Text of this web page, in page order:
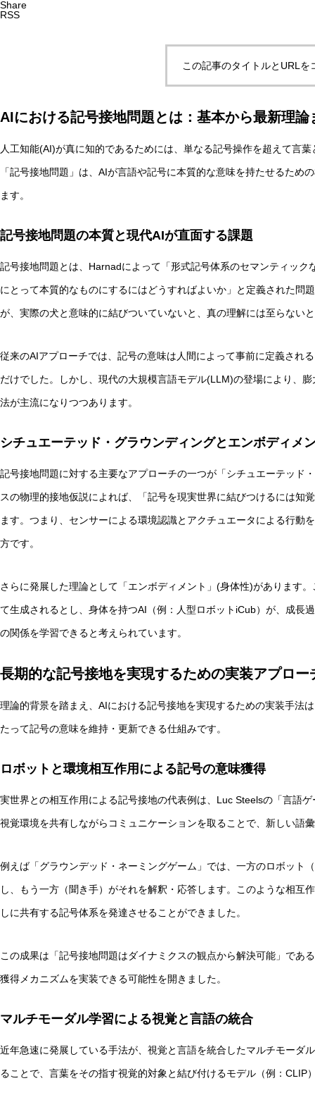
実験哲学とは？「直観の可塑性」研究からわかる哲学的判
AI研究
AI研究
Share
RSS
この記事のタイトルとURLを
AIにおける記号接地問題とは：基本から最新理論
人工知能(AI)が真に知的であるためには、単なる記号操作を超えて言
「記号接地問題」は、AIが言語や記号に本質的な意味を持たせるため
ます。
記号接地問題の本質と現代AIが直面する課題
記号接地問題とは、Harnadによって「形式記号体系のセマンティッ
にとって本質的なものにするにはどうすればよいか」と定義された問
が、実際の犬と意味的に結びついていないと、真の理解には至らない
従来のAIアプローチでは、記号の意味は人間によって事前に定義され
だけでした。しかし、現代の大規模言語モデル(LLM)の登場により、
法が主流になりつつあります。
シチュエーテッド・グラウンディングとエンボディメ
記号接地問題に対する主要なアプローチの一つが「シチュエーテッド
スの物理的接地仮説によれば、「記号を現実世界に結びつけるには知
ます。つまり、センサーによる環境認識とアクチュエータによる行動
方です。
さらに発展した理論として「エンボディメント」(身体性)があります
て生成されるとし、身体を持つAI（例：人型ロボットiCub）が、成長
の関係を学習できると考えられています。
長期的な記号接地を実現するための実装アプロー
理論的背景を踏まえ、AIにおける記号接地を実現するための実装手法
たって記号の意味を維持・更新できる仕組みです。
ロボットと環境相互作用による記号の意味獲得
実世界との相互作用による記号接地の代表例は、Luc Steelsの「言語
視覚環境を共有しながらコミュニケーションを取ることで、新しい語
例えば「グラウンデッド・ネーミングゲーム」では、一方のロボット
し、もう一方（聞き手）がそれを解釈・応答します。このような相互
しに共有する記号体系を発達させることができました。
この成果は「記号接地問題はダイナミクスの観点から解決可能」であ
獲得メカニズムを実装できる可能性を開きました。
マルチモーダル学習による視覚と言語の統合
近年急速に発展している手法が、視覚と言語を統合したマルチモーダ
ることで、言葉をその指す視覚的対象と結び付けるモデル（例：CLIP